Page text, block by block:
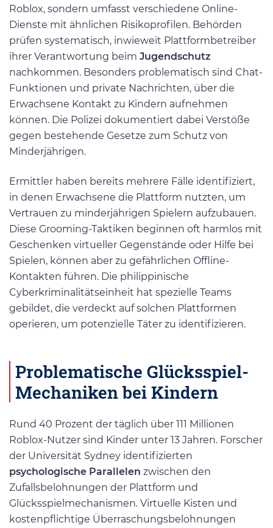
Roblox, sondern umfasst verschiedene Online-
Dienste mit ähnlichen Risikoprofilen. Behörden
prüfen systematisch, inwieweit Plattformbetreiber
ihrer Verantwortung beim Jugendschutz
nachkommen. Besonders problematisch sind Chat-
Funktionen und private Nachrichten, über die
Erwachsene Kontakt zu Kindern aufnehmen
können. Die Polizei dokumentiert dabei Verstöße
gegen bestehende Gesetze zum Schutz von
Minderjährigen.
Ermittler haben bereits mehrere Fälle identifiziert,
in denen Erwachsene die Plattform nutzten, um
Vertrauen zu minderjährigen Spielern aufzubauen.
Diese Grooming-Taktiken beginnen oft harmlos mit
Geschenken virtueller Gegenstände oder Hilfe bei
Spielen, können aber zu gefährlichen Offline-
Kontakten führen. Die philippinische
Cyberkriminalitätseinheit hat spezielle Teams
gebildet, die verdeckt auf solchen Plattformen
operieren, um potenzielle Täter zu identifizieren.
Problematische Glücksspiel-
Mechaniken bei Kindern
Rund 40 Prozent der täglich über 111 Millionen
Roblox-Nutzer sind Kinder unter 13 Jahren. Forscher
der Universität Sydney identifizierten
psychologische Parallelen zwischen den
Zufallsbelohnungen der Plattform und
Glücksspielmechanismen. Virtuelle Kisten und
kostenpflichtige Überraschungsbelohnungen